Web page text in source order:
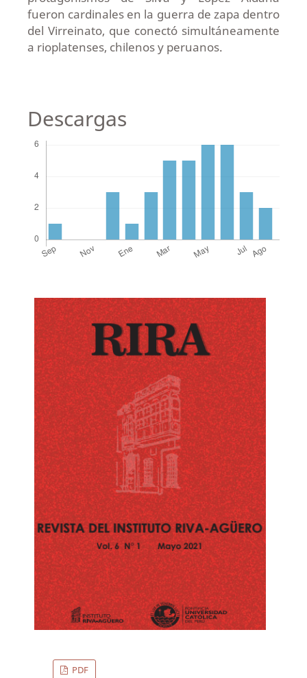
fueron cardinales en la guerra de zapa dentro
del Virreinato, que conectó simultáneamente
a rioplatenses, chilenos y peruanos.
Descargas
PDF